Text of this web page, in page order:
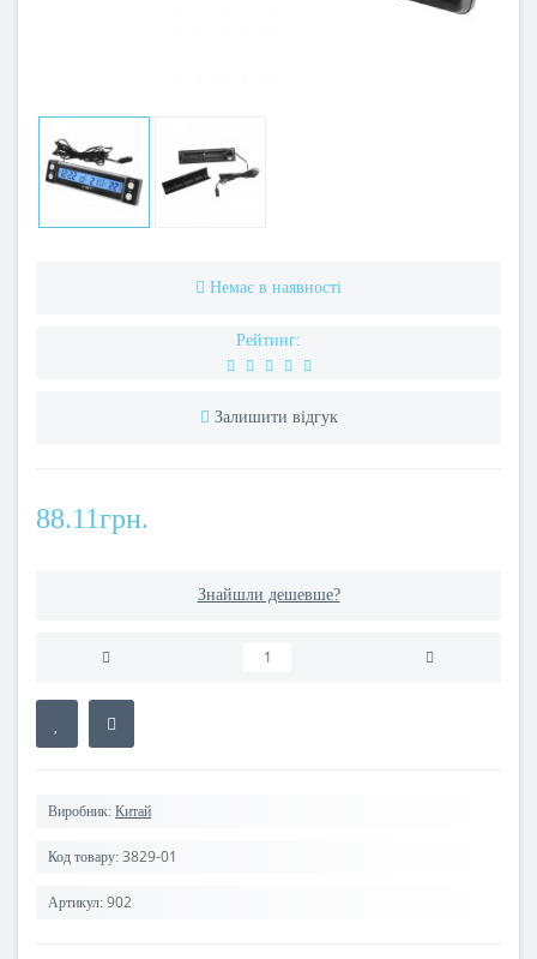
Немає в наявності
Рейтинг:
Залишити відгук
88.11грн.
Знайшли дешевше?
Виробник: Китай
Код товару: 3829-01
Артикул: 902